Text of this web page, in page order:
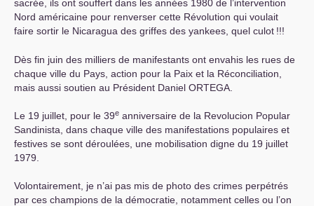
sacrée, ils ont souffert dans les années 1980 de l’intervention
Nord américaine pour renverser cette Révolution qui voulait
faire sortir le Nicaragua des griffes des yankees, quel culot !!!
Dès fin juin des milliers de manifestants ont envahis les rues de
chaque ville du Pays, action pour la Paix et la Réconciliation,
mais aussi soutien au Président Daniel ORTEGA
Le 19 juillet, pour le 39e anniversaire de la Revolucion Popular
Sandinista, dans chaque ville des manifestations populaires et
festives se sont déroulées, une mobilisation digne du 19 juillet
1979.
Volontairement, je n’ai pas mis de photo des crimes perpétrés
par ces champions de la démocratie, notamment celles ou l’on